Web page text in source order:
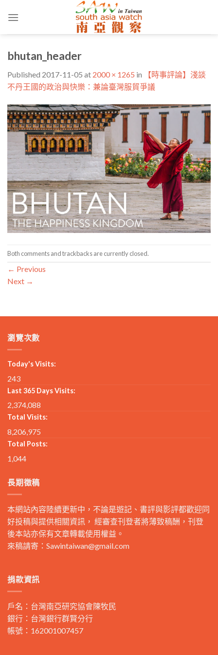
bhutan_header
Published 2017-11-05 at 2000 × 1265 in
【時事評論】淺談
不丹王國的政治與快樂：兼論臺灣服貿爭議
Both comments and trackbacks are currently closed.
← Previous
Next →
瀏覽次數
Today's Visits:
243
Last 365 Days Visits:
2,374,088
Total Visits:
8,206,975
Total Posts:
1,044
長期徵稿
本網站內容陸續更新中，不論是遊記、書評與影評都歡迎同
好投稿與提供相關資訊， 經審查刊登者將薄致稿酬，刊登
後本站亦保有文章轉載使用權益。
來稿請寄： Sawintaiwan@gmail.com
捐款資訊
戶名：台灣南亞研究協會陳牧民
銀行：台灣銀行群賢分行
帳號：162001007457